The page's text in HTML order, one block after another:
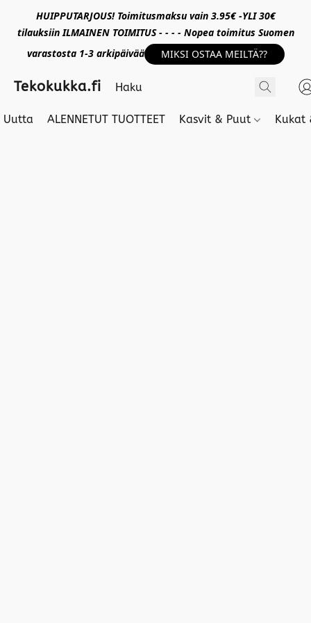
HUIPPUTARJOUS! Toimitusmaksu vain 3.95€ -YLI 30€
tilauksiin ILMAINEN TOIMITUS - - - - Nopea toimitus Suomen
varastosta 1-3 arkipäivää
MIKSI OSTAA MEILTÄ??
Tekokukka.fi
Uutta ALENNETUT TUOTTEET Kasvit & Puut Kukat